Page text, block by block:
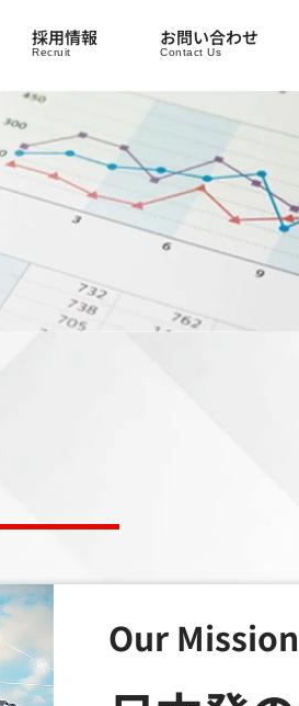
採用情報
Recruit
お問い合わせ
Contact Us
Our Mission